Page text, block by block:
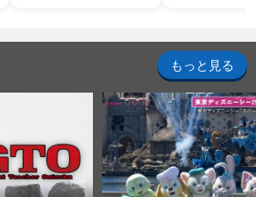
もっと見る